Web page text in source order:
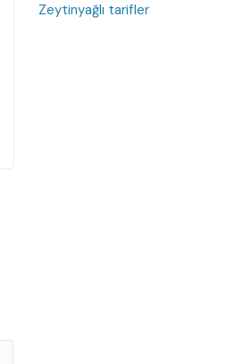
Zeytinyağlı tarifler